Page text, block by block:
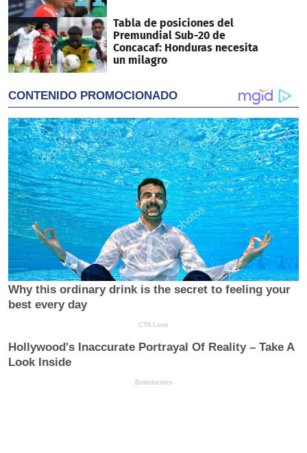
Tabla de posiciones del
Premundial Sub-20 de
Concacaf: Honduras necesita
un milagro